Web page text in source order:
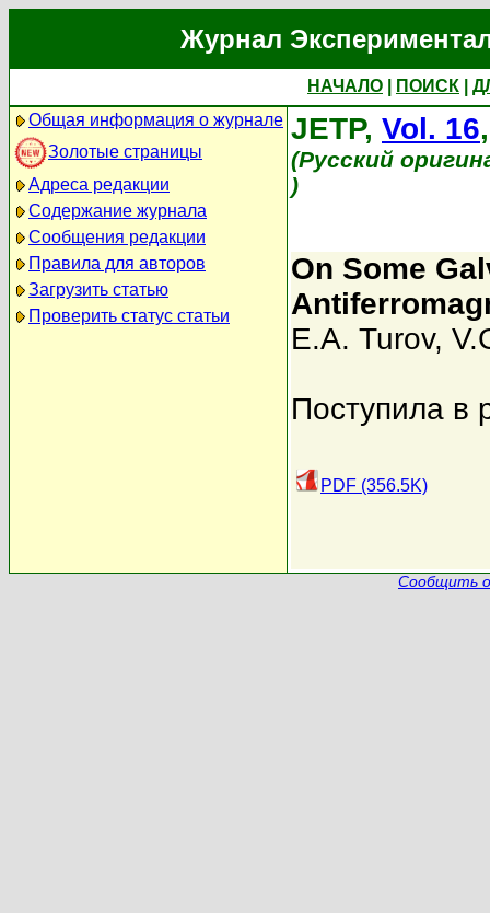
Журнал
НАЧАЛО ПОИСК
Общая информация о журнале
Золотые страницы
Адреса редакции
Содержание журнала
Сообщения редакции
Правила для авторов
Загрузить статью
Проверить статус статьи
JETP, Vol. 16
(Русский
)
On Some
E.A. Turov,
Поступила в
PDF (356.5K)
Сообщить о